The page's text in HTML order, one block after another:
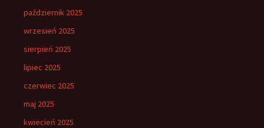
październik 2025
wrzesień 2025
sierpień 2025
lipiec 2025
czerwiec 2025
maj 2025
kwiecień 2025